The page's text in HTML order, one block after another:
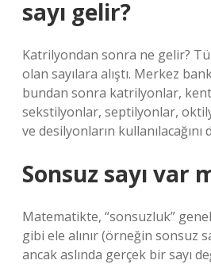
sayı gelir?
Katrilyondan sonra ne gelir?
olan sayılara alıştı. Merkez
bundan sonra katrilyonlar,
sekstilyonlar, septilyonlar,
ve desilyonların kullanılacağını
Sonsuz sayı var
Matematikte, “sonsuzluk”
gibi ele alınır (örneğin sonsuz
ancak aslında gerçek bir sayı